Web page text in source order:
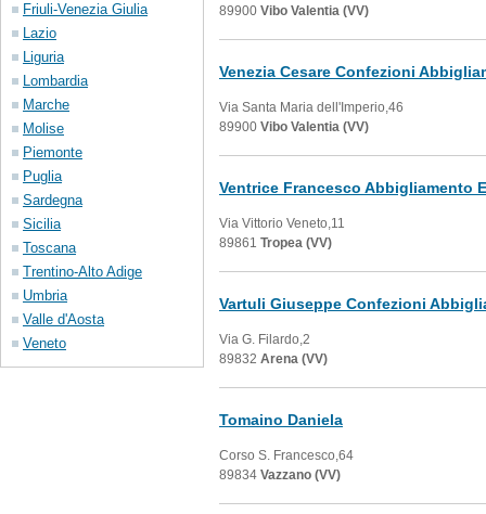
Friuli-Venezia Giulia
Lazio
Liguria
Lombardia
Marche
Molise
Piemonte
Puglia
Sardegna
Sicilia
Toscana
Trentino-Alto Adige
Umbria
Valle d'Aosta
Veneto
89900 Vibo Valentia (VV)
Venezia Cesare Confezioni
Via Santa Maria dell'Imperio,46
89900 Vibo Valentia (VV)
Ventrice Francesco Abbigliamento
Via Vittorio Veneto,11
89861 Tropea (VV)
Vartuli Giuseppe Confezioni
Via G. Filardo,2
89832 Arena (VV)
Tomaino Daniela
Corso S. Francesco,64
89834 Vazzano (VV)